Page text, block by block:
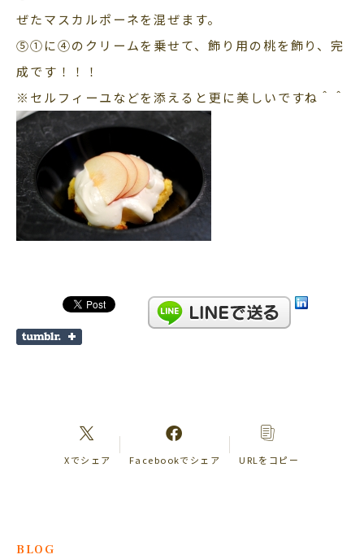
ぜたマスカルポーネを混ぜます。
⑤①に④のクリームを乗せて、飾り用の桃を飾り、完
成です！！！
※セルフィーユなどを添えると更に美しいですね＾＾
Xでシェア Facebookでシェア URLをコピー
BLOG